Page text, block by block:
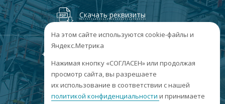
Скачать реквизиты
+7
г. Барнаул, пр. Ленина, 158А, Н1/204
пн-пт: 09:00-17:00
сб-вс: выходные
На этом сайте используются cookie-файлы и
Яндекс.Метрика
Нажимая кнопку «СОГЛАСЕН» или продолжая
просмотр сайта, вы разрешаете
их использование в соответствии с нашей
политикой конфиденциальности и принимаете